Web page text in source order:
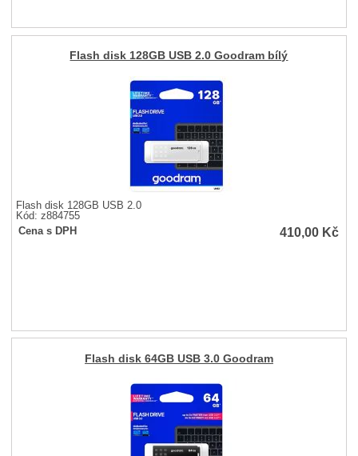
Flash disk 128GB USB 2.0 Goodram bílý
Flash disk 128GB USB 2.0
Kód: z884755
Cena s DPH
410,00 Kč
Flash disk 64GB USB 3.0 Goodram